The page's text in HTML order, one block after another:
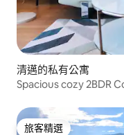
清邁的私有公寓
Spacious cozy 2BDR
旅客精選